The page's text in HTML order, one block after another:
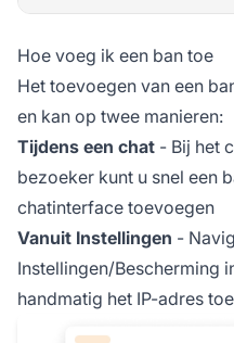
Hoe voeg ik een ban toe
Het toevoegen van een
en kan op twee manieren:
Tijdens een chat - Bij het
bezoeker kunt u snel een
chatinterface toevoegen
Vanuit Instellingen -
Instellingen/Bescherming
handmatig het IP-adres